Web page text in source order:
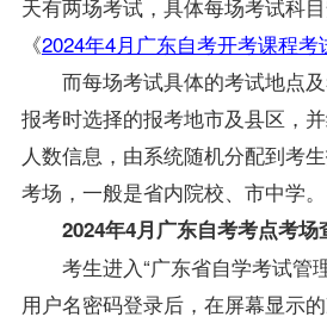
天有两场考试，具体每场考试科
《2024年4月广东自考开考课程考
而每场考试具体的考试地点
报考时选择的报考地市及县区，
人数信息，由系统随机分配到考
考场，一般是省内院校、市中学。
2024年4月广东自考考点考场
考生进入“广东省自学考试管
用户名密码登录后，在屏幕显示